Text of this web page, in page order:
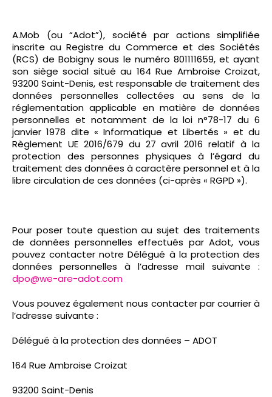
A.Mob (ou “Adot”), société par actions simplifiée
inscrite au Registre du Commerce et des Sociétés
(RCS) de Bobigny sous le numéro 801111659, et ayant
son siège social situé au 164 Rue Ambroise Croizat,
93200 Saint-Denis, est responsable de traitement des
données personnelles collectées au sens de la
réglementation applicable en matière de données
personnelles et notamment de la loi n°78-17 du 6
janvier 1978 dite « Informatique et Libertés » et du
Règlement UE 2016/679 du 27 avril 2016 relatif à la
protection des personnes physiques à l’égard du
traitement des données à caractère personnel et à la
libre circulation de ces données (ci-après « RGPD »).
Pour poser toute question au sujet des traitements
de données personnelles effectués par Adot, vous
pouvez contacter notre Délégué à la protection des
données personnelles à l’adresse mail suivante :
dpo@we-are-adot.com
Vous pouvez également nous contacter par courrier à
l’adresse suivante :
Délégué à la protection des données – ADOT
164 Rue Ambroise Croizat
93200 Saint-Denis